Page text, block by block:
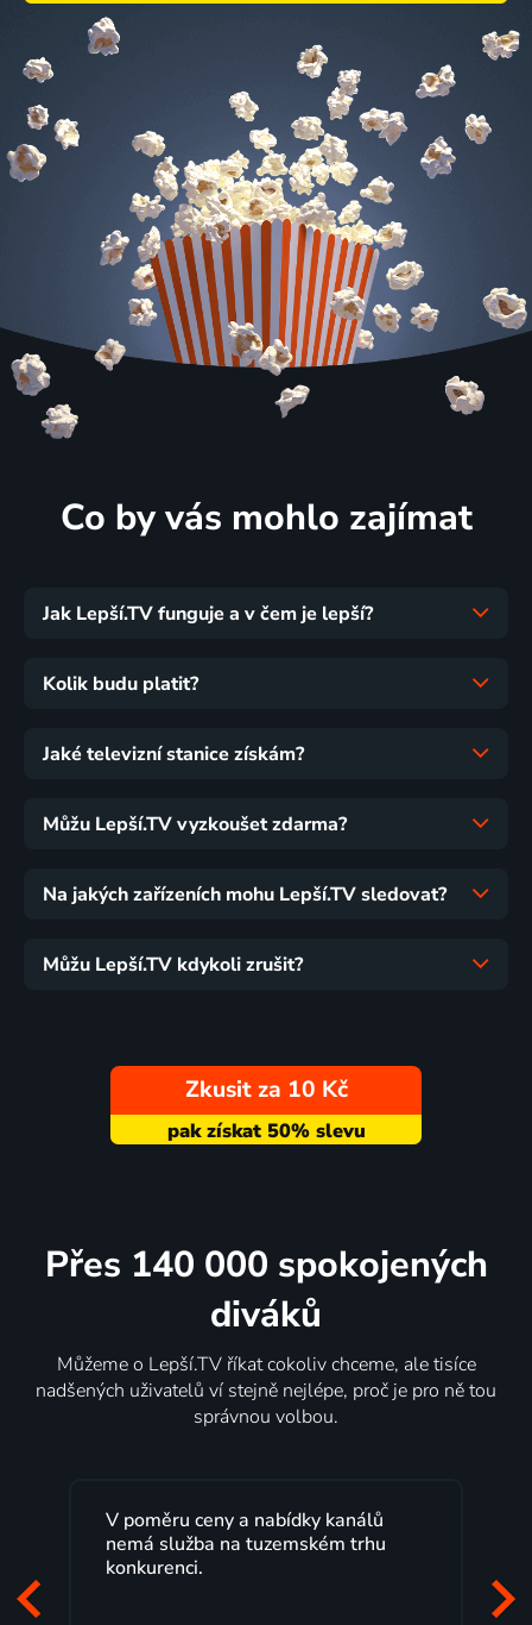
Co by vás mohlo zajímat
Jak Lepší.TV funguje a v čem je lepší?
Kolik budu platit?
Jaké televizní stanice získám?
Můžu Lepší.TV vyzkoušet zdarma?
Na jakých zařízeních mohu Lepší.TV sledovat?
Můžu Lepší.TV kdykoli zrušit?
Zkusit za 10 Kč
Přes 140 000 spokojených
diváků
Můžeme o Lepší.TV říkat cokoliv chceme, ale tisíce
nadšených uživatelů ví stejně nejlépe, proč je pro ně tou
správnou volbou.
Lepší.TV sleduji už několik let s
maximální spokojeností. Velký výběr
začátek programu, to je přesně to, co